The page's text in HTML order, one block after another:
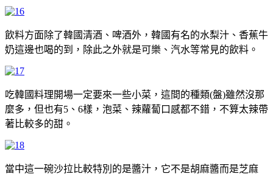
飲料方面除了韓國清酒、啤酒外，韓國有名的水梨汁、香蕉牛
奶這邊也喝的到，除此之外就是可樂、汽水等常見的飲料。
吃韓國料理開場一定要來一些小菜，這間的種類(盤)雖然沒那
麼多，但也有5、6樣，泡菜、辣蘿蔔口感都不錯，不算太辣帶
著比較多的甜。
當中這一碗沙拉比較特別的是醬汁，它不是胡麻醬而是芝麻